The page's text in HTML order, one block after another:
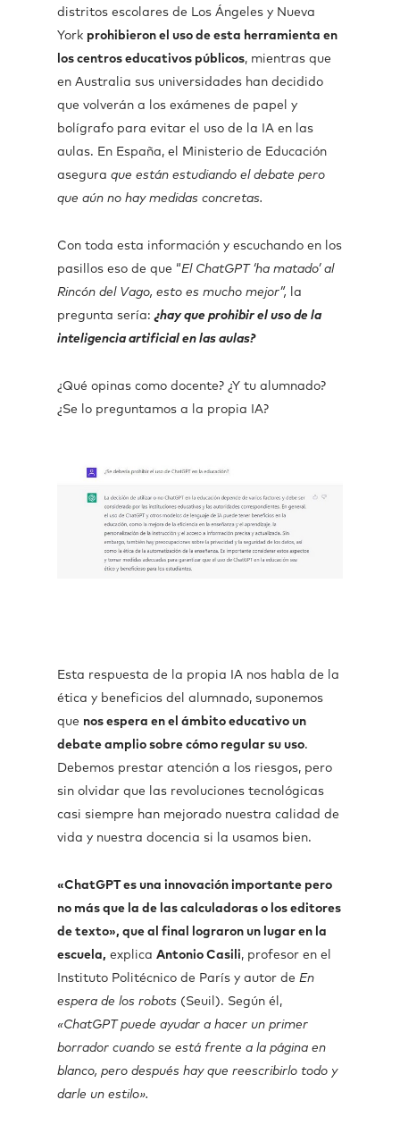
distritos escolares de Los Ángeles y Nueva
York prohibieron el uso de esta herramienta en
los centros educativos públicos, mientras que
en Australia sus universidades han decidido
que volverán a los exámenes de papel y
bolígrafo para evitar el uso de la IA en las
aulas. En España, el Ministerio de Educación
asegura que están estudiando el debate pero
que aún no hay medidas concretas.
Con toda esta información y escuchando en los
pasillos eso de que “El ChatGPT ‘ha matado’ al
Rincón del Vago, esto es mucho mejor”, la
pregunta sería:¿hay que prohibir el uso de la
inteligencia artificial en las aulas?
¿Qué opinas como docente? ¿Y tu alumnado?
¿Se lo preguntamos a la propia IA?
Esta respuesta de la propia IA nos habla de la
ética y beneficios del alumnado, suponemos
que nos espera en el ámbito educativo un
debate amplio sobre cómo regular su uso.
Debemos prestar atención a los riesgos, pero
sin olvidar que las revoluciones tecnológicas
casi siempre han mejorado nuestra calidad de
vida y nuestra docencia si la usamos bien.
«ChatGPT es una innovación importante pero
no más que la de las calculadoras o los editores
de texto», que al final lograron un lugar en la
escuela, explica Antonio Casili, profesor en el
Instituto Politécnico de París y autor de En
espera de los robots (Seuil). Según él,
«ChatGPT puede ayudar a hacer un primer
borrador cuando se está frente a la página en
blanco, pero después hay que reescribirlo todo y
darle un estilo».